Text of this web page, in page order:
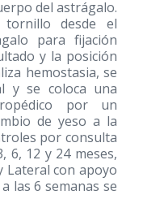
del astrágalo.
desde el
para fijación
y la posición
hemostasia, se
y se coloca una
por un
de yeso a la
por consulta
6, 12 y 24 meses,
Lateral con apoyo
las 6 semanas se